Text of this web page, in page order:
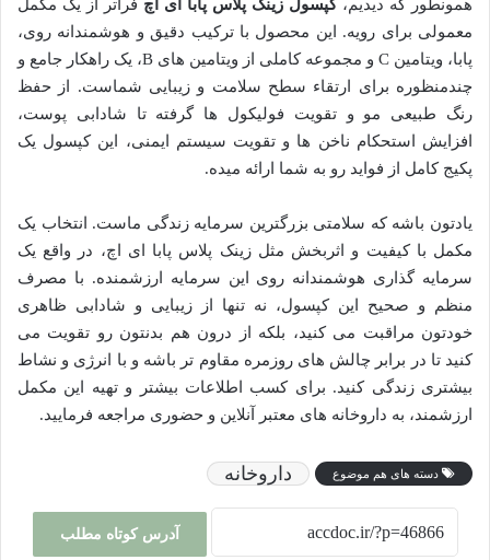
همونطور که دیدیم،کپسول زینک پلاس پابا ای اچ فراتر از یک مکمل
معمولی برای رویه. این محصول با ترکیب دقیق و هوشمندانه روی،
پابا، ویتامین C و مجموعه کاملی از ویتامین های B، یک راهکار جامع و
چندمنظوره برای ارتقاء سطح سلامت و زیبایی شماست. از حفظ
رنگ طبیعی مو و تقویت فولیکول ها گرفته تا شادابی پوست،
افزایش استحکام ناخن ها و تقویت سیستم ایمنی، این کپسول یک
پکیج کامل از فواید رو به شما ارائه میده.
یادتون باشه که سلامتی بزرگترین سرمایه زندگی ماست. انتخاب یک
مکمل با کیفیت و اثربخش مثل زینک پلاس پابا ای اچ، در واقع یک
سرمایه گذاری هوشمندانه روی این سرمایه ارزشمنده. با مصرف
منظم و صحیح این کپسول، نه تنها از زیبایی و شادابی ظاهری
خودتون مراقبت می کنید، بلکه از درون هم بدنتون رو تقویت می
کنید تا در برابر چالش های روزمره مقاوم تر باشه و با انرژی و نشاط
بیشتری زندگی کنید. برای کسب اطلاعات بیشتر و تهیه این مکمل
ارزشمند، به داروخانه های معتبر آنلاین و حضوری مراجعه فرمایید.
دسته های هم موضوع داروخانه
آدرس کوتاه مطلب